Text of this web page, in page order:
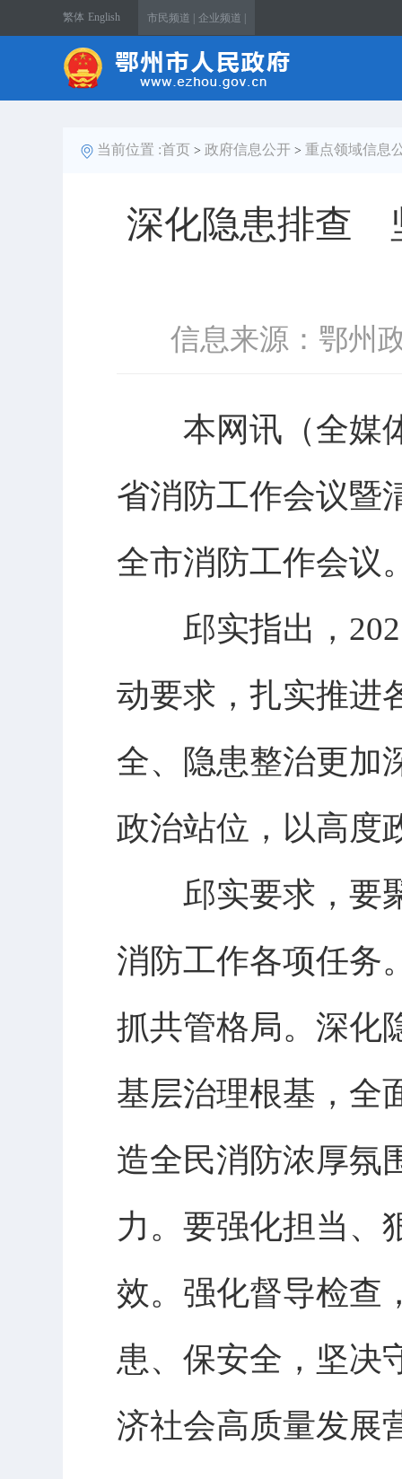
繁体 English 市民频道 | 企业频道 |
当前位置 :首页 > 政府信息公开 > 重点领域信息
深化隐患排查
信息来源：鄂州
本网讯（全媒体
省消防工作会议暨
全市消防工作会议
邱实指出，2025
动要求，扎实推进
全、隐患整治更加
政治站位，以高度
邱实要求，要聚
消防工作各项任务
抓共管格局。深化
基层治理根基，全
造全民消防浓厚氛
力。要强化担当、
效。强化督导检查
患、保安全，坚决
济社会高质量发展